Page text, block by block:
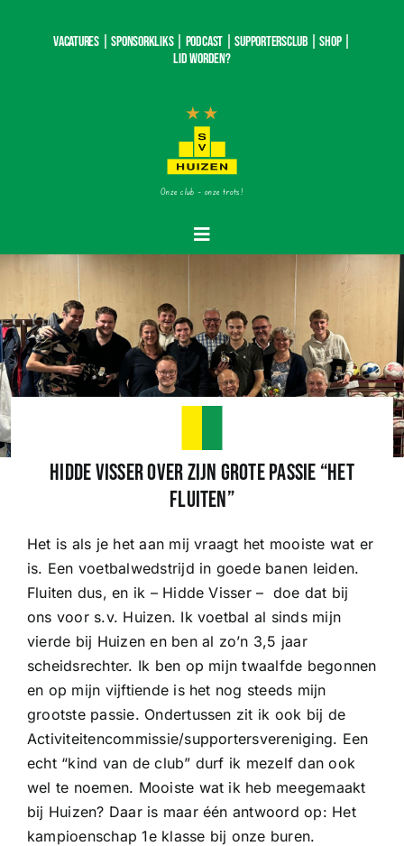
Vacatures | SponsorKliks | Podcast |Supportersclub|Shop|
Lid worden?
Onze club – onze trots!
Toggle
Nieuws
Teams
Wedstrijden
Leden
Clubinformatie
Het eerste
Organisatie
Sponsoren
Hidde Visser over zijn grote passie “het
fluiten”
Het is als je het aan mij vraagt het mooiste wat er
is. Een voetbalwedstrijd in goede banen leiden.
Fluiten dus, en ik – Hidde Visser – doe dat bij
ons voor s.v. Huizen. Ik voetbal al sinds mijn
vierde bij Huizen en ben al zo’n 3,5 jaar
scheidsrechter. Ik ben op mijn twaalfde begonnen
en op mijn vijftiende is het nog steeds mijn
grootste passie. Ondertussen zit ik ook bij de
Activiteitencommissie/supportersvereniging. Een
echt “kind van de club” durf ik mezelf dan ook
wel te noemen. Mooiste wat ik heb meegemaakt
bij Huizen? Daar is maar één antwoord op: Het
kampioenschap 1e klasse bij onze buren.